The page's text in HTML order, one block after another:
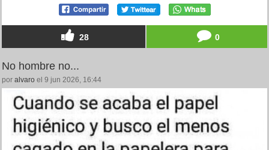
28 0
No hombre no...
por alvaro el 9 jun 2026, 16:44